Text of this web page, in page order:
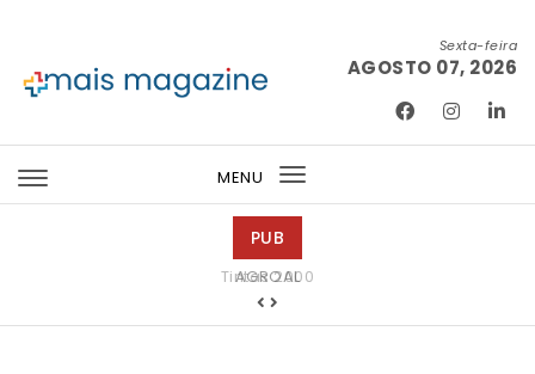
Sexta-feira
AGOSTO 07, 2026
MENU
Toggle
PUB
Tintas 2000